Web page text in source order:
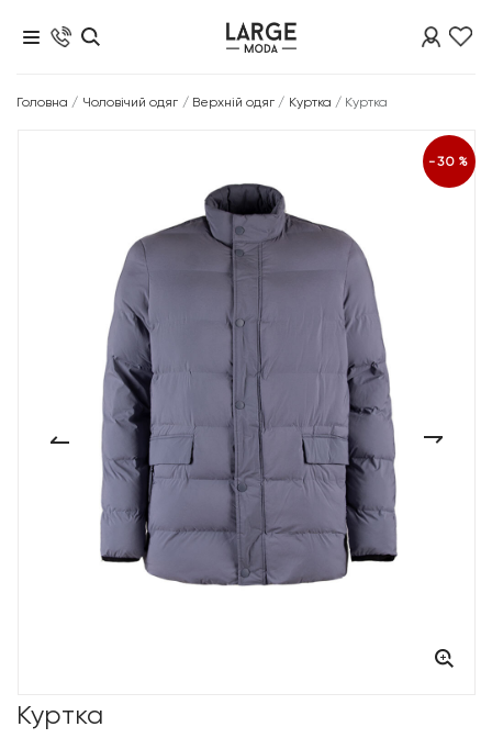
Головна / Чоловічий одяг / Верхній одяг / Куртка / Куртка
-30%
Куртка